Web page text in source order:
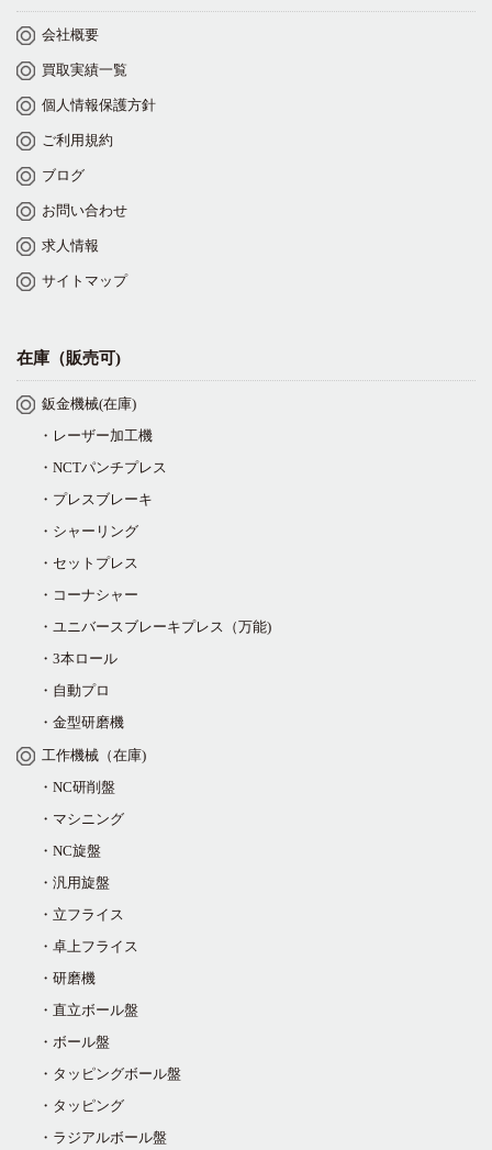
会社概要
買取実績一覧
個人情報保護方針
ご利用規約
ブログ
お問い合わせ
求人情報
サイトマップ
在庫（販売可)
鈑金機械(在庫)
・レーザー加工機
・NCTパンチプレス
・プレスブレーキ
・シャーリング
・セットプレス
・コーナシャー
・ユニバースブレーキプレス（万能)
・3本ロール
・自動プロ
・金型研磨機
工作機械（在庫)
・NC研削盤
・マシニング
・NC旋盤
・汎用旋盤
・立フライス
・卓上フライス
・研磨機
・直立ボール盤
・ボール盤
・タッピングボール盤
・タッピング
・ラジアルボール盤